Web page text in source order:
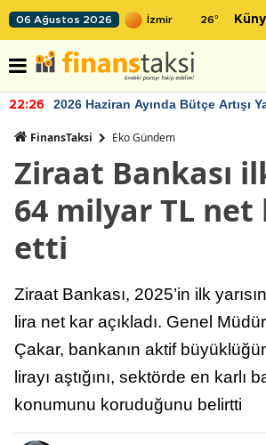
06 Ağustos 2026 26°
22:26 2026 Haziran Ayında Bütçe Artışı
FinansTaksi Eko Gündem
Ziraat Bankası
64 milyar TL net
etti
Ziraat Bankası, 2025’in ilk
lira net kar açıkladı. Genel
Çakar, bankanın aktif
lirayı aştığını, sektörde en karlı
konumunu koruduğunu belirtti